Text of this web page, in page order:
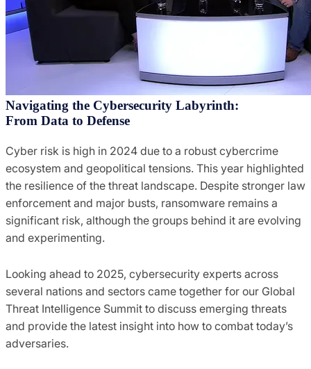
Navigating the Cybersecurity Labyrinth:
From Data to Defense
Cyber risk is high in 2024 due to a robust cybercrime
ecosystem and geopolitical tensions. This year highlighted
the resilience of the threat landscape. Despite stronger law
enforcement and major busts, ransomware remains a
significant risk, although the groups behind it are evolving
and experimenting.
Looking ahead to 2025, cybersecurity experts across
several nations and sectors came together for our Global
Threat Intelligence Summit to discuss emerging threats
and provide the latest insight into how to combat today’s
adversaries.